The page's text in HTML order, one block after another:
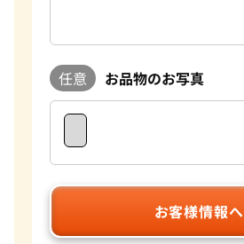
任意 お品物のお写真
お客様情報へ